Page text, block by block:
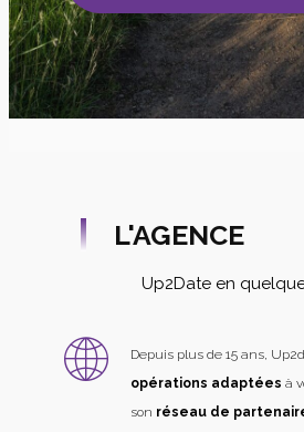
L'AGENCE
Up2Date en
Depuis plus de 15 ans,
opérations adaptées à
son réseau de